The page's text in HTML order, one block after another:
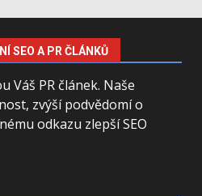
SEO A PR ČLÁNKŮ
Váš PR článek. Naše
zvýší podvědomí o
odkazu zlepší SEO